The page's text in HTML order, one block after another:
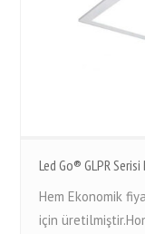
Led Go® GLPR
Hem Ekonomik
için